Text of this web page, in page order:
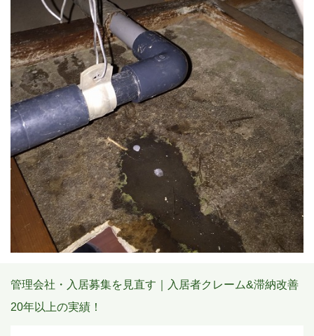
管理会社・入居募集を見直す｜入居者クレーム&滞納改善
20年以上の実績！